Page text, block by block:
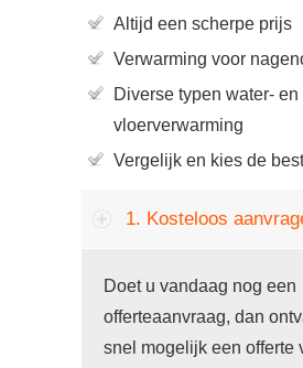
Altijd een scherpe prijs
Verwarming voor
Diverse typen water-
vloerverwarming
Vergelijk en kies de
1. Kosteloos
Doet u vandaag nog een
offerteaanvraag, dan
snel mogelijk een offerte